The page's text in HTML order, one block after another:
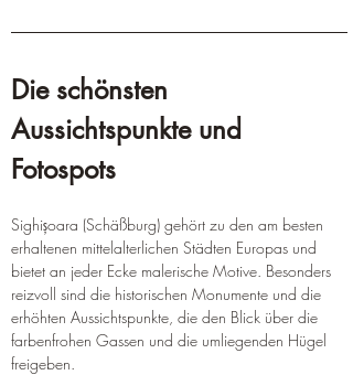
Die schönsten
Aussichtspunkte und
Fotospots
Sighișoara (Schäßburg) gehört zu den am besten
erhaltenen mittelalterlichen Städten Europas und
bietet an jeder Ecke malerische Motive. Besonders
reizvoll sind die historischen Monumente und die
erhöhten Aussichtspunkte, die den Blick über die
farbenfrohen Gassen und die umliegenden Hügel
freigeben.